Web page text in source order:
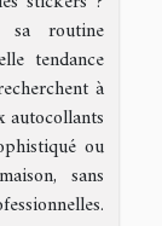
sa routine
tendance
à
ou
sans